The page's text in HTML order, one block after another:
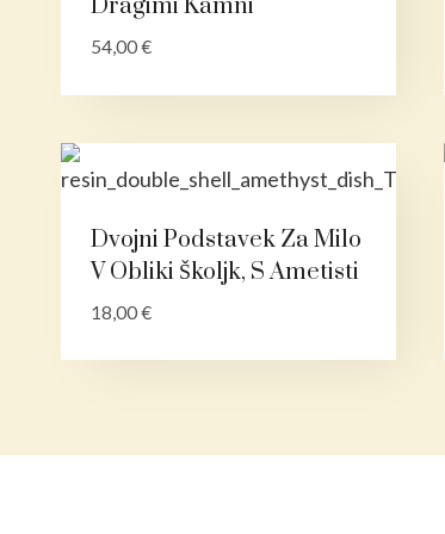
Dragimi Kamni
54,00€
Dvojni Podstavek Za Milo
V Obliki Školjk, S Ametisti
18,00€